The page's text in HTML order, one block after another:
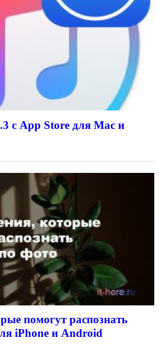
с App Store для Mac и
помогут распознать
iPhone и Android